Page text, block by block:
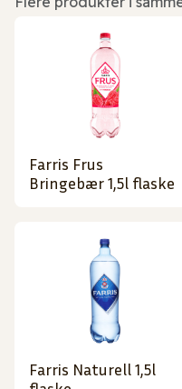
Farris Frus
Bringebær 1,5l flaske
Farris Naturell 1,5l